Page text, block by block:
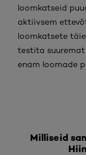
loomkatseid
aktiivsem
loomkatsete
testita suuremat
enam loomade
Milliseid